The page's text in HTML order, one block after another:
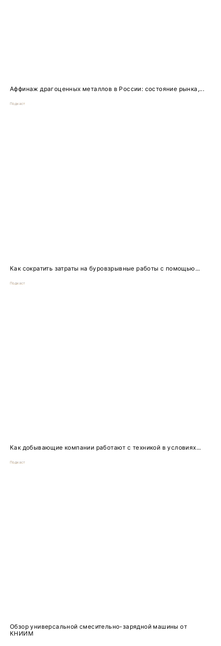
Аффинаж драгоценных металлов в России: состояние рынка,...
Подкаст
Как сократить затраты на буровзрывные работы с помощью...
Подкаст
Как добывающие компании работают с техникой в условиях...
Подкаст
Обзор универсальной смесительно-зарядной машины от
КНИИМ